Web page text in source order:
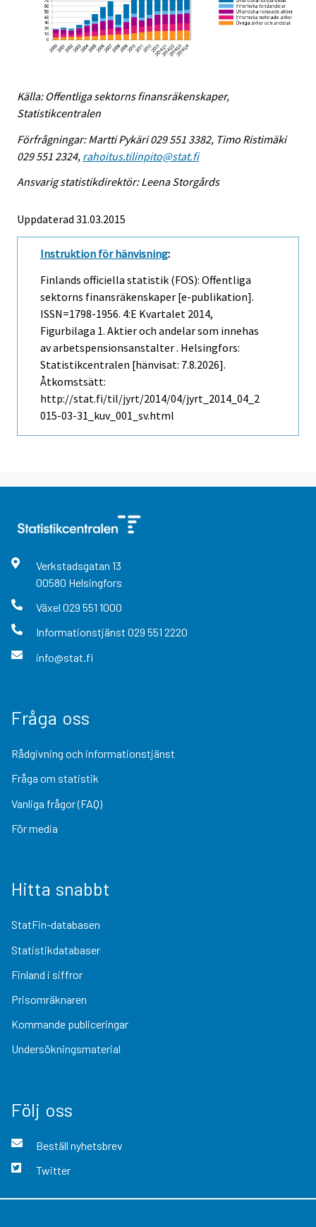
Källa: Offentliga sektorns finansräkenskaper,
Statistikcentralen
Förfrågningar: Martti Pykäri 029 551 3382, Timo Ristimäki
029 551 2324, rahoitus.tilinpito@stat.fi
Ansvarig statistikdirektör: Leena Storgårds
Uppdaterad 31.03.2015
Instruktion för hänvisning:
Finlands officiella statistik (FOS): Offentliga
sektorns finansräkenskaper [e-publikation].
ISSN=1798-1956. 4:e Kvartalet 2014,
Figurbilaga 1. Aktier och andelar som innehas
av arbetspensionsanstalter . Helsingfors:
Statistikcentralen [hänvisat: 7.8.2026].
Åtkomstsätt:
http://stat.fi/til/jyrt/2014/04/jyrt_2014_04_2
015-03-31_kuv_001_sv.html
Verkstadsgatan 13
00580 Helsingfors
Växel 029 551 1000
Informationstjänst 029 551 2220
info@stat.fi
Fråga oss
Rådgivning och informationstjänst
Fråga om statistik
Vanliga frågor (FAQ)
För media
Hitta snabbt
StatFin-databasen
Statistikdatabaser
Finland i siffror
Prisomräknaren
Kommande publiceringar
Undersökningsmaterial
Följ oss
Beställ nyhetsbrev
Twitter